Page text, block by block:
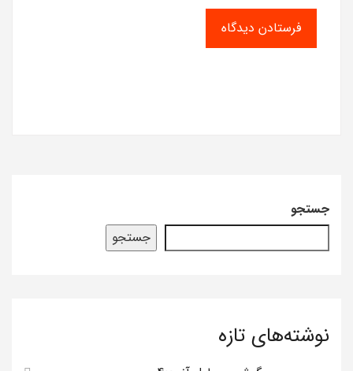
جستجو
جستجو
نوشته‌های تازه